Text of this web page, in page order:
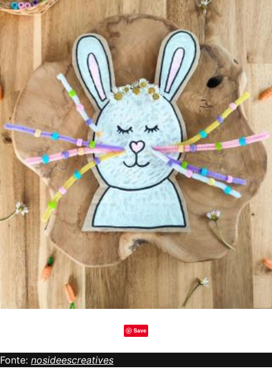
Save
Fonte: nosideescreatives